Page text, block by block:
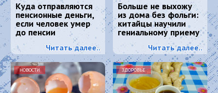
Куда отправляются
пенсионные деньги,
если человек умер
до пенсии
Читать далее..
Больше не выхожу
из дома без фольги:
китайцы научили
гениальному приему
- просто и дешево
Читать далее..
НОВОСТИ ЗДОРОВЬЕ